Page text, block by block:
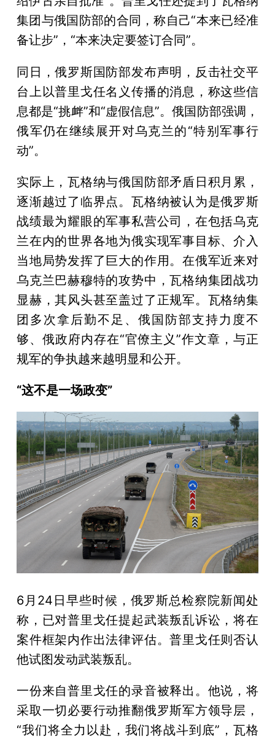
集团与俄国防部的合同，称自己“本来已经准
备让步”，“本来决定要签订合同”。
同日，俄罗斯国防部发布声明，反击社交平
台上以普里戈任名义传播的消息，称这些信
息都是“挑衅”和“虚假信息”。俄国防部强调，
俄军仍在继续展开对乌克兰的“特别军事行
动”。
实际上，瓦格纳与俄国防部矛盾日积月累，
逐渐越过了临界点。瓦格纳被认为是俄罗斯
战绩最为耀眼的军事私营公司，在包括乌克
兰在内的世界各地为俄实现军事目标、介入
当地局势发挥了巨大的作用。在俄军近来对
乌克兰巴赫穆特的攻势中，瓦格纳集团战功
显赫，其风头甚至盖过了正规军。瓦格纳集
团多次拿后勤不足、俄国防部支持力度不
够、俄政府内存在“官僚主义”作文章，与正
规军的争执越来越明显和公开。
“这不是一场政变”
6月24日早些时候，俄罗斯总检察院新闻处
称，已对普里戈任提起武装叛乱诉讼，将在
案件框架内作出法律评估。普里戈任则否认
他试图发动武装叛乱。
一份来自普里戈任的录音被释出。他说，将
采取一切必要行动推翻俄罗斯军方领导层，
“我们将全力以赴，我们将战斗到底”，瓦格